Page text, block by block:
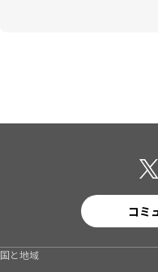
コミ
国と地域